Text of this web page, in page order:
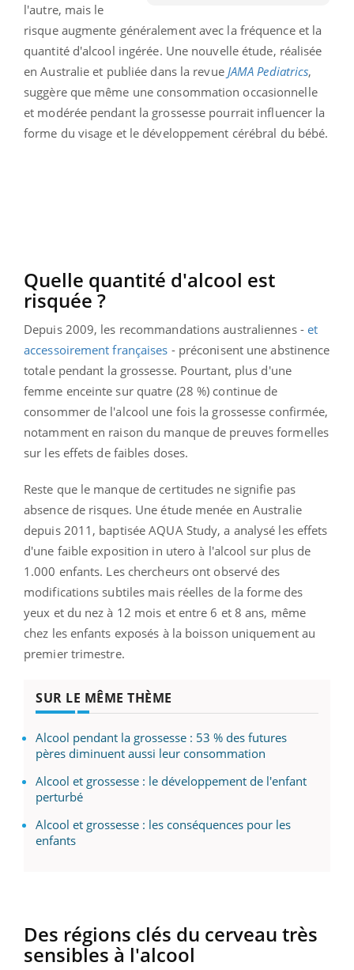
l'autre, mais le
risque augmente généralement avec la fréquence et la
quantité d'alcool ingérée. Une nouvelle étude, réalisée
en Australie et publiée dans la revue JAMA Pediatrics,
suggère que même une consommation occasionnelle
et modérée pendant la grossesse pourrait influencer la
forme du visage et le développement cérébral du bébé.
Quelle quantité d'alcool est
risquée ?
Depuis 2009, les recommandations australiennes - et
accessoirement françaises - préconisent une abstinence
totale pendant la grossesse. Pourtant, plus d'une
femme enceinte sur quatre (28 %) continue de
consommer de l'alcool une fois la grossesse confirmée,
notamment en raison du manque de preuves formelles
sur les effets de faibles doses.
Reste que le manque de certitudes ne signifie pas
absence de risques. Une étude menée en Australie
depuis 2011, baptisée AQUA Study, a analysé les effets
d'une faible exposition in utero à l'alcool sur plus de
1.000 enfants. Les chercheurs ont observé des
modifications subtiles mais réelles de la forme des
yeux et du nez à 12 mois et entre 6 et 8 ans, même
chez les enfants exposés à la boisson uniquement au
premier trimestre.
SUR LE MÊME THÈME
Alcool pendant la grossesse : 53 % des futures
pères diminuent aussi leur consommation
Alcool et grossesse : le développement de l'enfant
perturbé
Alcool et grossesse : les conséquences pour les
enfants
Des régions clés du cerveau très
sensibles à l'alcool